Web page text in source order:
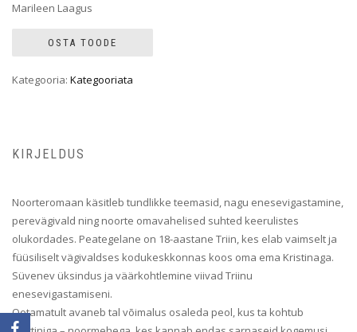
Marileen Laagus
OSTA TOODE
Kategooria: Kategooriata
KIRJELDUS
Noorteromaan käsitleb tundlikke teemasid, nagu enesevigastamine,
perevägivald ning noorte omavahelised suhted keerulistes
olukordades. Peategelane on 18-aastane Triin, kes elab vaimselt ja
füüsiliselt vägivaldses kodukeskkonnas koos oma ema Kristinaga.
Süvenev üksindus ja väärkohtlemine viivad Triinu
enesevigastamiseni.
Ootamatult avaneb tal võimalus osaleda peol, kus ta kohtub